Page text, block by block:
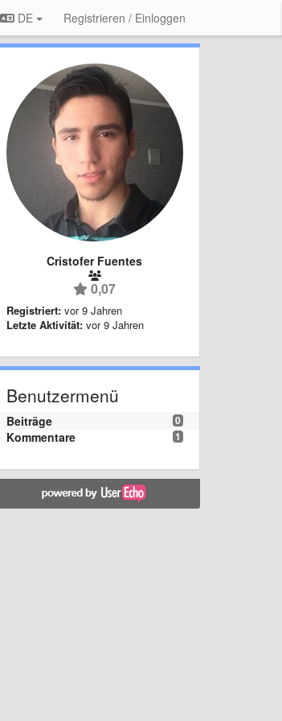
DE Registrieren / Einloggen
Cristofer Fuentes
0,07
Registriert: vor 9 Jahren
Letzte Aktivität: vor 9 Jahren
Benutzermenü
0
Beiträge
1
Kommentare